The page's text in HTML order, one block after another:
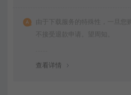
由于下载服务的特殊性，一旦您
不接受退款申请。望周知。
查看详情